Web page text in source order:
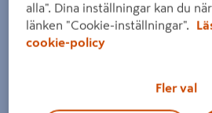
alla". Dina inställningar kan du
länken "Cookie-inställningar".
cookie-policy
Fler val